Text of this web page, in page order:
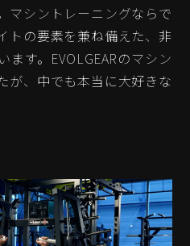
マシントレーニングならで
トの要素を兼ね備えた、非
す。EVOLGEARのマシン
が、中でも本当に大好きな